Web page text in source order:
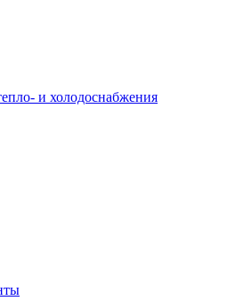
и холодоснабжения